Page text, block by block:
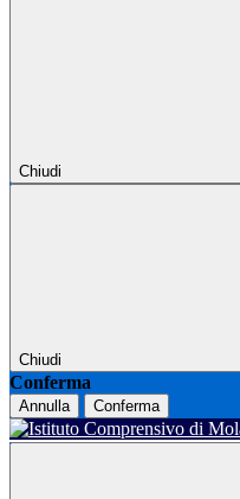
Chiudi
Chiudi
Conferma
Annulla Conferma